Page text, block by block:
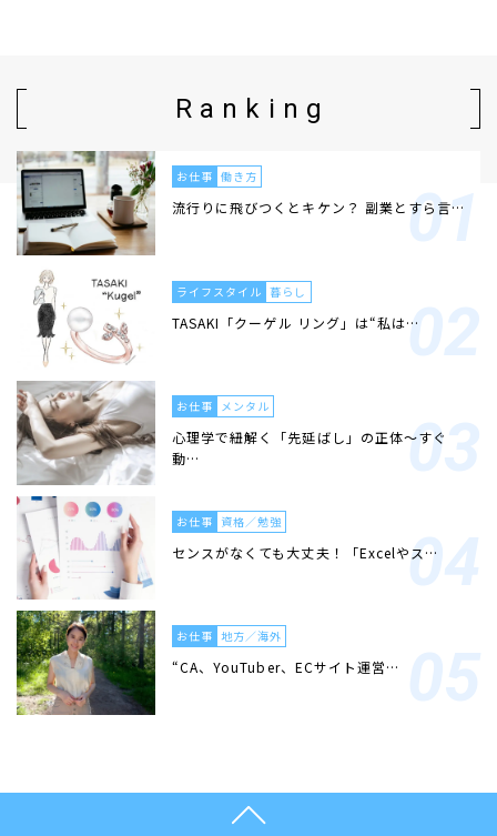
Ranking
お仕事 働き方
流行りに飛びつくとキケン？ 副業とすら言…
ライフスタイル 暮らし
TASAKI「クーゲル リング」は“私は…
お仕事 メンタル
心理学で紐解く「先延ばし」の正体〜すぐ
動…
お仕事 資格／勉強
センスがなくても大丈夫！「Excelやス…
お仕事 地方／海外
“CA、YouTuber、ECサイト運営…